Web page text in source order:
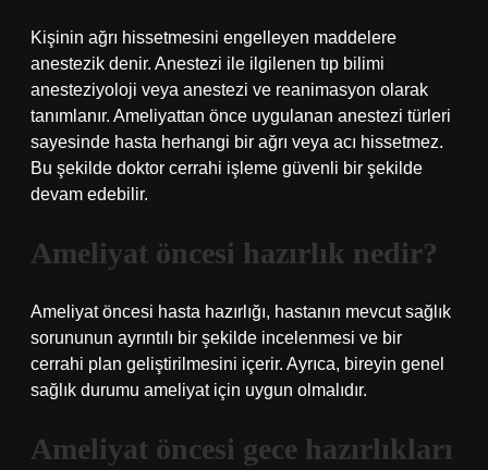
Kişinin ağrı hissetmesini engelleyen maddelere
anestezik denir. Anestezi ile ilgilenen tıp bilimi
anesteziyoloji veya anestezi ve reanimasyon olarak
tanımlanır. Ameliyattan önce uygulanan anestezi türleri
sayesinde hasta herhangi bir ağrı veya acı hissetmez.
Bu şekilde doktor cerrahi işleme güvenli bir şekilde
devam edebilir.
Ameliyat öncesi hazırlık nedir?
Ameliyat öncesi hasta hazırlığı, hastanın mevcut sağlık
sorununun ayrıntılı bir şekilde incelenmesi ve bir
cerrahi plan geliştirilmesini içerir. Ayrıca, bireyin genel
sağlık durumu ameliyat için uygun olmalıdır.
Ameliyat öncesi gece hazırlıkları